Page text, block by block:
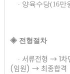
∙ 양육수당(16만
​◈ 전형절차​
∙ 서류전형 → 1
(임원) → 최종합격